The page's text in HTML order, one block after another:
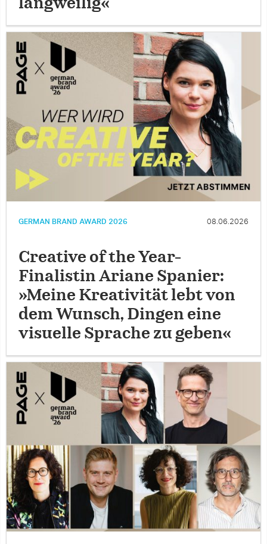
langweilig«
GERMAN BRAND AWARD 2026 08.06.2026
Creative of the Year-
Finalistin Ariane Spanier:
»Meine Kreativität lebt von
dem Wunsch, Dingen eine
visuelle Sprache zu geben«